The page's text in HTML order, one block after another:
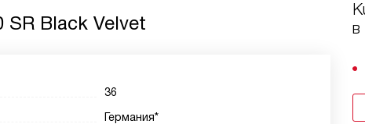
в
SR Black Velvet
36
Германия*